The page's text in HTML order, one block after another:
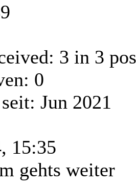
3 in 3
0
Jun 2021
15:35
gehts weiter